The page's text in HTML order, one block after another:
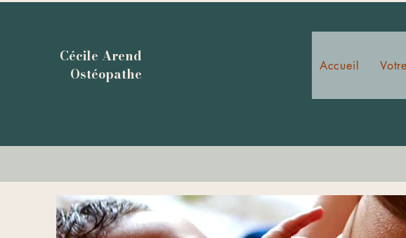
Cécile Arend
Ostéopathe
Accueil